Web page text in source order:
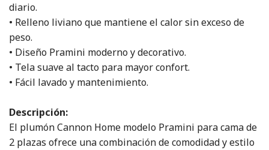
diario.
• Relleno liviano que mantiene el calor sin exceso de
peso.
• Diseño Pramini moderno y decorativo.
• Tela suave al tacto para mayor confort.
• Fácil lavado y mantenimiento.
Descripción:
El plumón Cannon Home modelo Pramini para cama de
2 plazas ofrece una combinación de comodidad y estilo